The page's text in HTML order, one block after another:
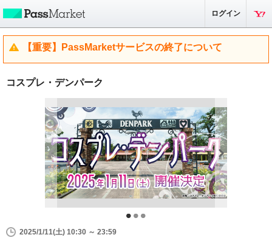
ログイン
【重要】PassMarketサービスの終了について
コスプレ・デンパーク
2025/1/11(土) 10:30 ～ 23:59